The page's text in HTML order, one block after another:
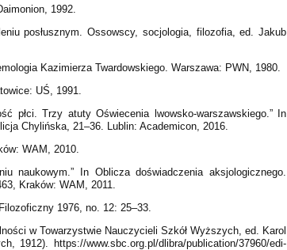
1992.
posłusznym. Ossowscy, socjologia, filozofia, ed. Jakub
Kazimierza Twardowskiego. Warszawa: PWN, 1980.
UŚ, 1991.
płci. Trzy atuty Oświecenia lwowsko-warszawskiego.” In
Chylińska, 21–36. Lublin: Academicon, 2016.
WAM, 2010.
naukowym.” In Oblicza doświadczenia aksjologicznego.
Kraków: WAM, 2011.
1976, no. 12: 25–33.
w Towarzystwie Nauczycieli Szkół Wyższych, ed. Karol
1912). https://www.sbc.org.pl/dlibra/publication/37960/edi-